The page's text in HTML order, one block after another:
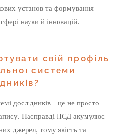
установ та формування
науки й інновацій.
свій профіль
системи
дослідників - це не просто
Насправді НСД акумулює
джерел, тому якість та